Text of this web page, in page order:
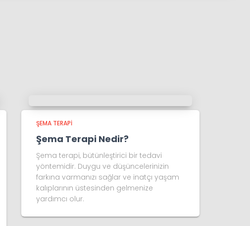
ŞEMA TERAPI
Şema Terapi Nedir?
Şema terapi, bütünleştirici bir tedavi
yöntemidir. Duygu ve düşüncelerinizin
farkına varmanızı sağlar ve inatçı yaşam
kalıplarının üstesinden gelmenize
yardımcı olur.